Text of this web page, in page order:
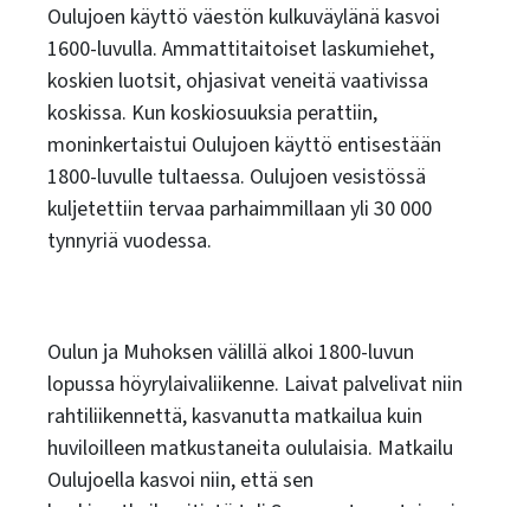
Oulujoen käyttö väestön kulkuväylänä kasvoi
1600-luvulla. Ammattitaitoiset laskumiehet,
koskien luotsit, ohjasivat veneitä vaativissa
koskissa. Kun koskiosuuksia perattiin,
moninkertaistui Oulujoen käyttö entisestään
1800-luvulle tultaessa. Oulujoen vesistössä
kuljetettiin tervaa parhaimmillaan yli 30 000
tynnyriä vuodessa.
Oulun ja Muhoksen välillä alkoi 1800-luvun
lopussa höyrylaivaliikenne. Laivat palvelivat niin
rahtiliikennettä, kasvanutta matkailua kuin
huviloilleen matkustaneita oululaisia. Matkailu
Oulujoella kasvoi niin, että sen